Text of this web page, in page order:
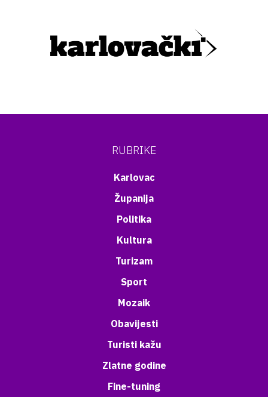
RUBRIKE
Karlovac
Županija
Politika
Kultura
Turizam
Sport
Mozaik
Obavijesti
Turisti kažu
Zlatne godine
Fine-tuning